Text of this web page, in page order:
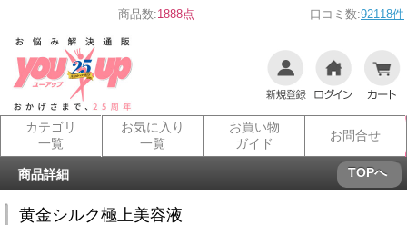
商品数:1888点 口コミ数:92118件
カテゴリ
一覧
お気に入り
一覧
お買い物
ガイド
お問合せ
商品詳細 TOPへ
黄金シルク極上美容液